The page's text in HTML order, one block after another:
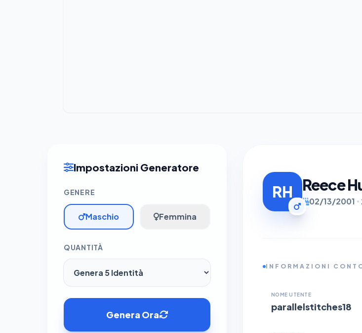
Impostazioni Generatore
GENERE
Maschio Femmina
QUANTITÀ
Genera Ora
RH Reece
02/13/2001
INFORMAZIONI
NOME UTENTE
parallelstitches18